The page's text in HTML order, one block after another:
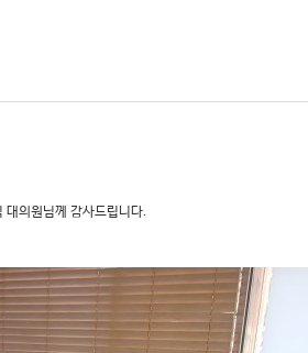
대의원님께 감사드립니다.